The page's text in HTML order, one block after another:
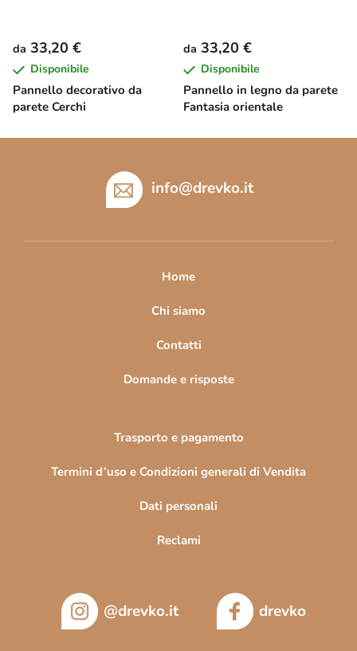
Pannello decorativo da
parete Cerchi
da 33,20 €
Disponibile
Pannello in legno da parete
Fantasia orientale
da 33,20 €
Disponibile
info@drevko.it
Home
Chi siamo
Contatti
Domande e risposte
Trasporto e pagamento
Termini d’uso e Condizioni generali di Vendita
Dati personali
Reclami
@drevko.it drevko